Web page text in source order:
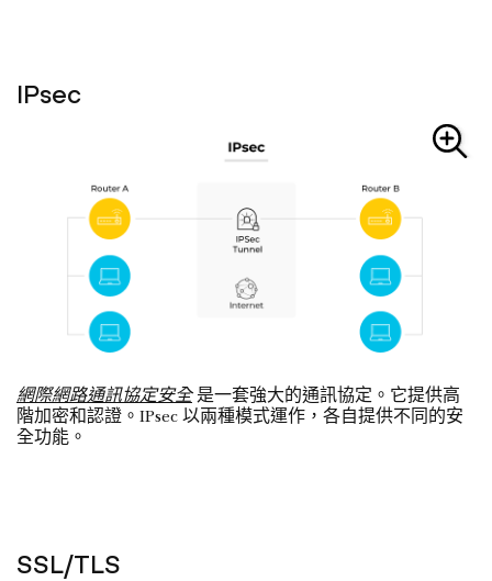
IPsec
網際網路通訊協定安全是一套強大的通訊協定。它提供高
階加密和認證。IPsec 以兩種模式運作，各自提供不同的安
全功能。
SSL/TLS